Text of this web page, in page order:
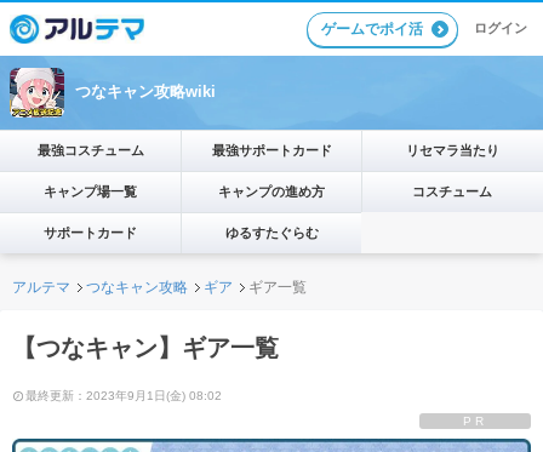
ゲームでポイ活 ログイン
つなキャン攻略wiki
最強コスチューム 最強サポートカード リセマラ当たり
キャンプ場一覧 キャンプの進め方 コスチューム
サポートカード ゆるすたぐらむ
アルテマ つなキャン攻略 ギア ギア一覧
【つなキャン】ギア一覧
最終更新：2023年9月1日(金) 08:02
PR